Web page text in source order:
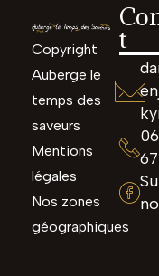
Copyright
Auberge le
temps des
saveurs
Mentions
légales
Nos zones
géographiques
t
67